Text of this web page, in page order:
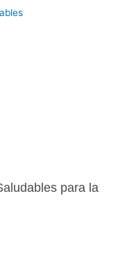
para la